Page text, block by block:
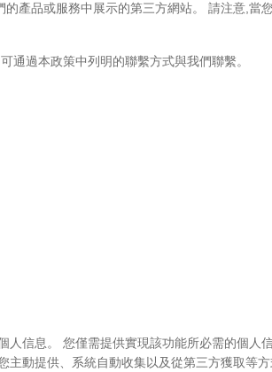
產品或服務中展示的第三方網站。 請注意,當
通過本政策中列明的聯繫方式與我們聯繫。
信息。 您僅需提供實現該功能所必需的個人
動提供、系統自動收集以及從第三方獲取等